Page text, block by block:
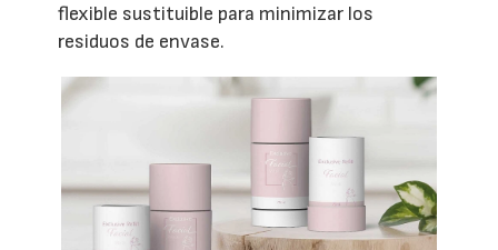
flexible sustituible para minimizar los
residuos de envase.